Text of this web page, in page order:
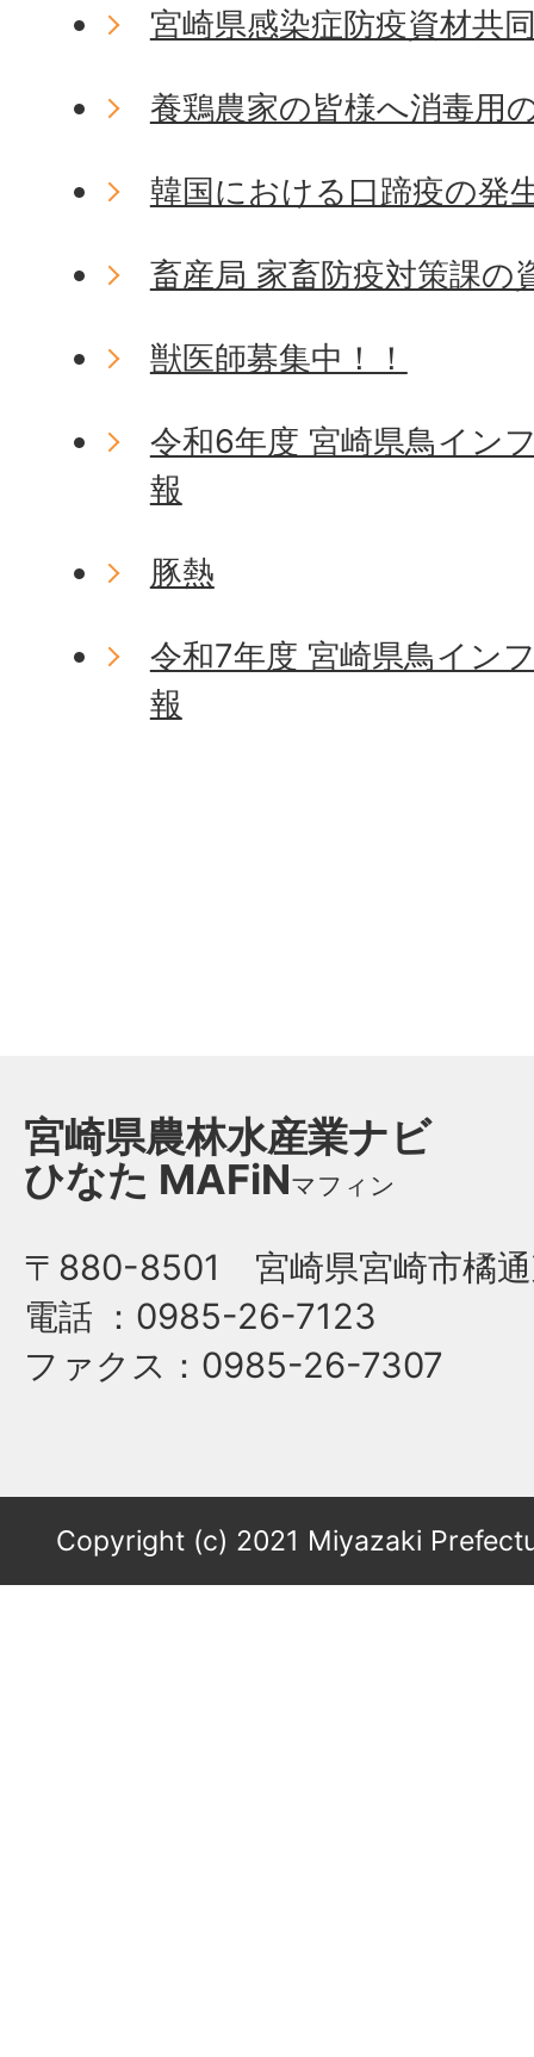
宮崎県感染症防疫資材共
養鶏農家の皆様へ消毒用
韓国における口蹄疫の発
畜産局 家畜防疫対策課の
獣医師募集中！！
令和6年度 宮崎県鳥イン
報
豚熱
令和7年度 宮崎県鳥イン
報
宮崎県農林水産業ナビ
ひなた MAFiNマフィン
〒880-8501 宮崎県宮崎市橘通
電話 ：0985-26-7123
ファクス ：0985-26-7307
Copyright (c) 2021 Miyazaki